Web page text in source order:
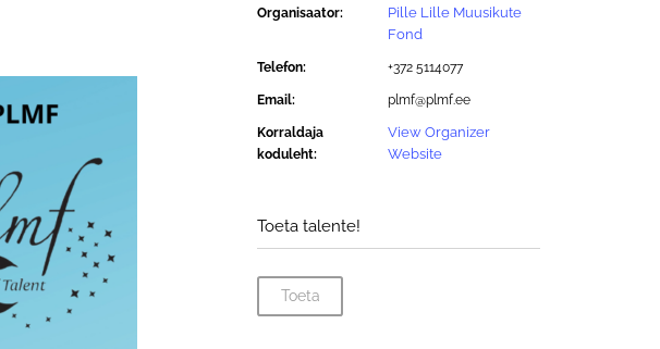
Organisaator:
Pille Lille Muusikute
Fond
Telefon: +372 5114077
Email: plmf@plmf.ee
Korraldaja
koduleht:
View Organizer
Website
Toeta talente!
Toeta